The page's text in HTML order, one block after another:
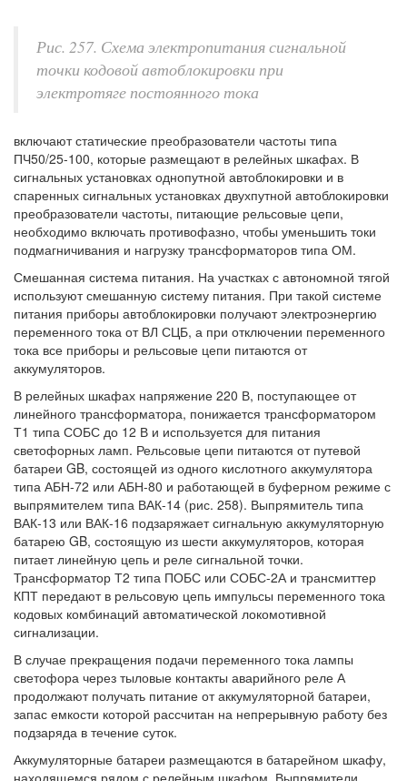
Рис. 257. Схема электропитания сигнальной
точки кодовой автоблокировки при
электротяге постоянного тока
включают статические преобразователи частоты типа
ПЧ50/25-100, которые размещают в релейных шкафах. В
сигнальных установках однопутной автоблокировки и в
спаренных сигнальных установках двухпутной автоблокировки
преобразователи частоты, питающие рельсовые цепи,
необходимо включать противофазно, чтобы уменьшить токи
подмагничивания и нагрузку трансформаторов типа ОМ.
Смешанная система питания. На участках с автономной тягой
используют смешанную систему питания. При такой системе
питания приборы автоблокировки получают электроэнергию
переменного тока от ВЛ СЦБ, а при отключении переменного
тока все приборы и рельсовые цепи питаются от
аккумуляторов.
В релейных шкафах напряжение 220 В, поступающее от
линейного трансформатора, понижается трансформатором
Т1 типа СОБС до 12 В и используется для питания
светофорных ламп. Рельсовые цепи питаются от путевой
батареи GB, состоящей из одного кислотного аккумулятора
типа АБН-72 или АБН-80 и работающей в буферном режиме с
выпрямителем типа ВАК-14 (рис. 258). Выпрямитель типа
ВАК-13 или ВАК-16 подзаряжает сигнальную аккумуляторную
батарею GB, состоящую из шести аккумуляторов, которая
питает линейную цепь и реле сигнальной точки.
Трансформатор Т2 типа ПОБС или СОБС-2А и трансмиттер
КПТ передают в рельсовую цепь импульсы переменного тока
кодовых комбинаций автоматической локомотивной
сигнализации.
В случае прекращения подачи переменного тока лампы
светофора через тыловые контакты аварийного реле А
продолжают получать питание от аккумуляторной батареи,
запас емкости которой рассчитан на непрерывную работу без
подзаряда в течение суток.
Аккумуляторные батареи размещаются в батарейном шкафу,
находящемся рядом с релейным шкафом. Выпрямители,